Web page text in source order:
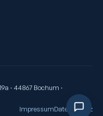
· 44867 Bochum ·
ImpressumDatenschutz